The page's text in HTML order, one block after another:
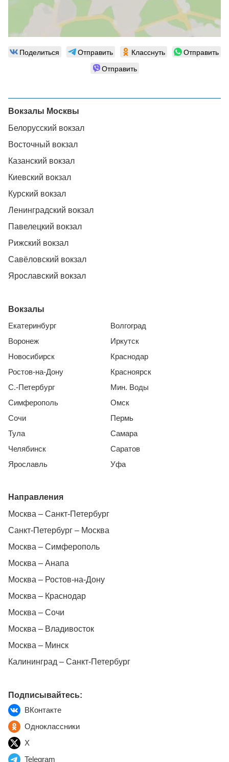
Поделиться Отправить Класснуть
Отправить
Отправить
Вокзалы Москвы
Белорусский вокзал
Восточный вокзал
Казанский вокзал
Киевский вокзал
Курский вокзал
Ленинградский вокзал
Павелецкий вокзал
Рижский вокзал
Савёловский вокзал
Ярославский вокзал
Вокзалы
Екатеринбург
Воронеж
Новосибирск
Ростов-на-Дону
С.-Петербург
Симферополь
Сочи
Тула
Челябинск
Ярославль
Волгоград
Иркутск
Краснодар
Красноярск
Мин. Воды
Омск
Пермь
Самара
Саратов
Уфа
Направления
Москва – Санкт-Петербург
Санкт-Петербург – Москва
Москва – Симферополь
Москва – Анапа
Москва – Ростов-на-Дону
Москва – Краснодар
Москва – Сочи
Москва – Владивосток
Москва – Минск
Калининград – Санкт-Петербург
Подписывайтесь:
ВКонтакте
Одноклассники
X
Telegram